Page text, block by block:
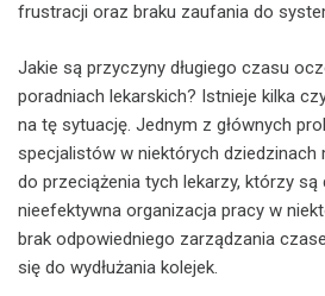
frustracji oraz braku zaufania do
Jakie są przyczyny długiego czasu
poradniach lekarskich? Istnieje kilka
na tę sytuację. Jednym z głównych
specjalistów w niektórych dziedzinach
do przeciążenia tych lekarzy, którzy są
nieefektywna organizacja pracy w
brak odpowiedniego zarządzania
się do wydłużania kolejek.